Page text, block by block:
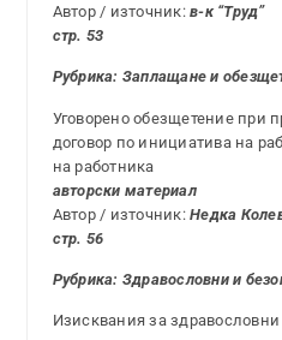
Автор / източник:в-к “Труд”
стр. 53
Рубрика: Заплащане и
Уговорено обезщетение при
договор по инициатива на
на работника
авторски материал
Автор / източник:Недка
стр. 56
Рубрика: Здравословни и
Изисквания за